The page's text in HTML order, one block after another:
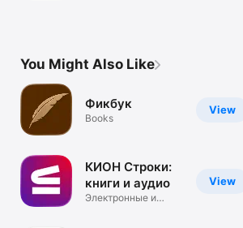
You Might Also Like
View
Фикбук
Books
View
КИОН Строки:
книги и аудио
Электронные и